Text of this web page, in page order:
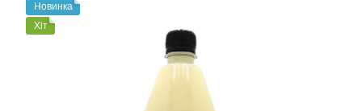
Новинка
Хіт